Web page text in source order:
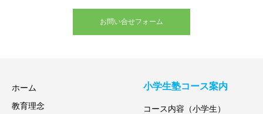
お問い合せフォーム
ホーム
教育理念
小学生塾コース案内
コース内容（小学生）